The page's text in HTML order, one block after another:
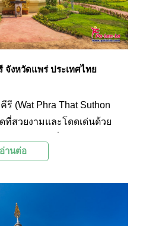
จังหวัดแพร่ ประเทศไทย
(Wat Phra That Suthon
ที่สวยงามและโดดเด่นด้วย
งภาคเหนือรวมถึงจาก
ภาคเหนือไว้มากมาย
อ่านต่อ